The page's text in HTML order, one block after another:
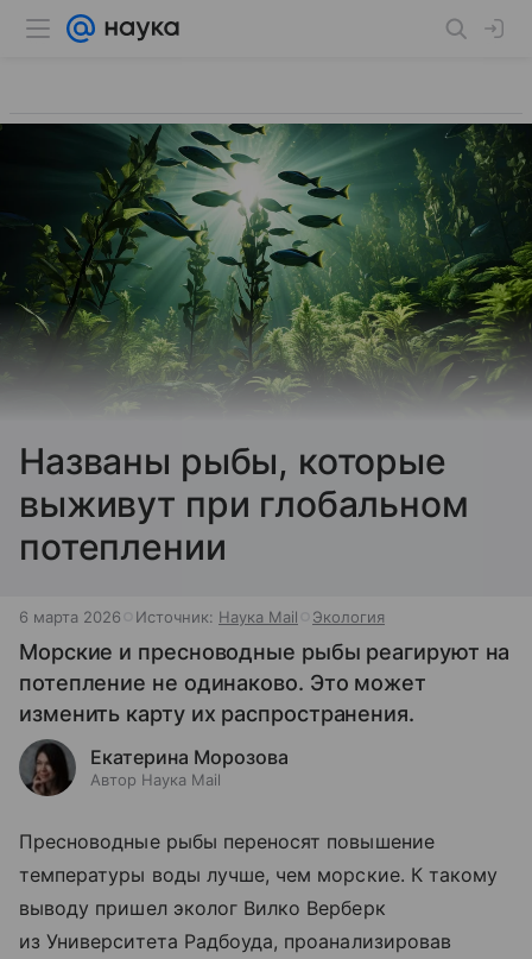
Названы рыбы, которые
выживут при глобальном
потеплении
6 марта 2026 Источник: Наука Mail Экология
Морские и пресноводные рыбы реагируют на
потепление не одинаково. Это может
изменить карту их распространения.
Екатерина Морозова
Автор Наука Mail
Пресноводные рыбы переносят повышение
температуры воды лучше, чем морские. К такому
выводу пришел эколог Вилко Верберк
из Университета Радбоуда, проанализировав